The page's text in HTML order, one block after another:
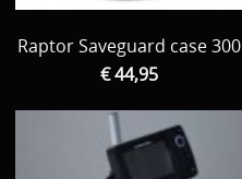
Raptor Saveguard case 300
€ 44,95